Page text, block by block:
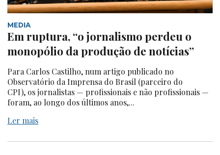
MEDIA
Em ruptura, “o jornalismo perdeu o
monopólio da produção de notícias”
Para Carlos Castilho, num artigo publicado no
Observatório da Imprensa do Brasil (parceiro do
CPI), os jornalistas — profissionais e não profissionais —
foram, ao longo dos últimos anos,...
Ler mais